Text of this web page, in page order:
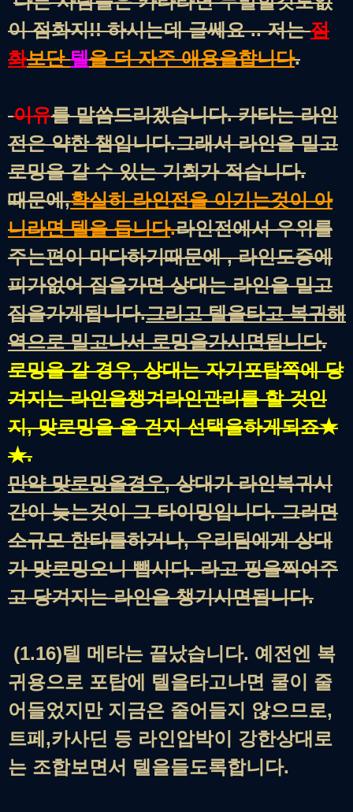
이 점화지!! 하시는데 글쎄요 .. 저는점
화보단텔을 더 자주 애용을합니다.
이유를 말씀드리겠습니다. 카타는 라인
전은 약한 챔입니다.그래서 라인을 밀고
로밍을 갈 수 있는 기회가 적습니다.
때문에,확실히 라인전을 이기는것이 아
니라면 텔을 듭니다.라인전에서 우위를
주는편이 마다하기때문에 , 라인도중에
피가없어 집을가면 상대는 라인을 밀고
집을가게됩니다.그리고텔을타고 복귀해
역으로 밀고나서 로밍을가시면됩니다.
로밍을 갈 경우, 상대는 자기포탑쪽에 당
겨지는 라인을챙겨라인관리를 할 것인
지, 맞로밍을 올 건지 선택을하게되죠★
★.
만약 맞로밍올경우, 상대가 라인복귀시
간이 늦는것이 그 타이밍입니다. 그러면
소규모 한타를하거나, 우리팀에게 상대
가 맞로밍오니 뺍시다. 라고 핑을찍어주
고 당겨지는 라인을 챙기시면됩니다.
(1.16)텔 메타는 끝났습니다. 예전엔 복
귀용으로 포탑에 텔을타고나면 쿨이 줄
어들었지만 지금은 줄어들지 않으므로,
트페,카사딘 등 라인압박이 강한상대로
는 조합보면서 텔을들도록합니다.